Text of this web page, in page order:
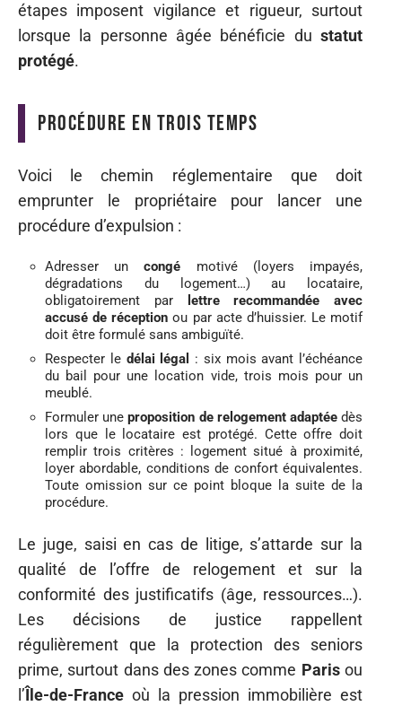
étapes imposent vigilance et rigueur, surtout
lorsque la personne âgée bénéficie du statut
protégé.
Procédure en trois temps
Voici le chemin réglementaire que doit
emprunter le propriétaire pour lancer une
procédure d’expulsion :
Adresser uncongé motivé (loyers impayés,
dégradations du logement…) au locataire,
obligatoirement par
lettre recommandée avec
accusé de réception ou par acte d’huissier. Le motif
doit être formulé sans ambiguïté.
Respecter le délai légal
: six mois avant l’échéance
du bail pour une location vide, trois mois pour un
meublé.
Formuler uneproposition de relogement adaptéedès
lors que le locataire est protégé. Cette offre doit
remplir trois critères : logement situé à proximité,
loyer abordable, conditions de confort équivalentes.
Toute omission sur ce point bloque la suite de la
procédure.
Le juge, saisi en cas de litige, s’attarde sur la
qualité de l’offre de relogement et sur la
conformité des justificatifs (âge, ressources…).
Les décisions de justice rappellent
régulièrement que la protection des seniors
prime, surtout dans des zones comme Parisou
l’Île-de-France où la pression immobilière est